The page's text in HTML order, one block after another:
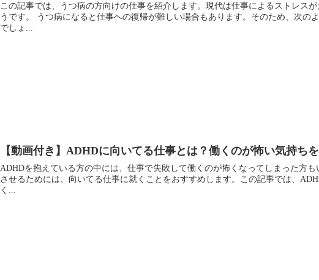
この記事では、うつ病の方向けの仕事を紹介します。現代は仕事によるストレス
うです。 うつ病になると仕事への復帰が難しい場合もあります。そのため、次の
でしょ...
【動画付き】ADHDに向いてる仕事とは？働くのが怖い気持ち
ADHDを抱えている方の中には、仕事で失敗して働くのが怖くなってしまった方
させるためには、向いてる仕事に就くことをおすすめします。この記事では、
く...